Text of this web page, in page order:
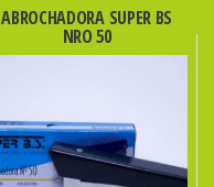
ABROCHADORA SUPER BS
NRO 50